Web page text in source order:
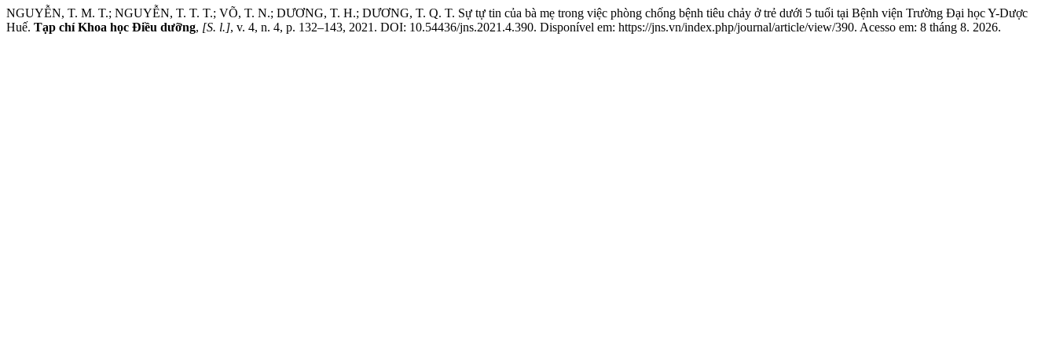
NGUYỄN, T. M. T.; NGUYỄN, T. T. T.; VÕ, T. N.; DƯƠNG, T. H.; DƯƠNG, T. Q. T. Sự tự tin của bà mẹ trong việc phòng chống bệnh tiêu chảy ở trẻ dưới 5 tuổi tại Bệnh viện Trường Đại học Y-Dược
Huế. Tạp chí Khoa học Điều dưỡng, [S. l.], v. 4, n. 4, p. 132–143, 2021. DOI: 10.54436/jns.2021.4.390. Disponível em: https://jns.vn/index.php/journal/article/view/390. Acesso em: 8 tháng 8. 2026.